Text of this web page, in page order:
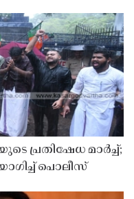
പ്രതിഷേധ മാർച്ച്;
പൊലീസ്